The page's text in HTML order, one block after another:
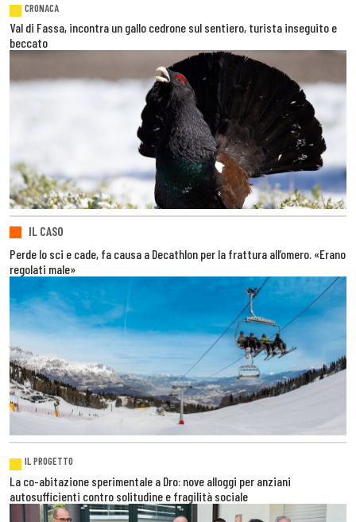
CRONACA
Val di Fassa, incontra un gallo cedrone sul sentiero, turista inseguito e
beccato
IL CASO
Perde lo sci e cade, fa causa a Decathlon per la frattura all’omero. «Erano
regolati male»
IL PROGETTO
La co-abitazione sperimentale a Dro: nove alloggi per anziani
autosufficienti contro solitudine e fragilità sociale